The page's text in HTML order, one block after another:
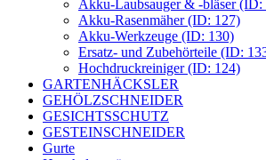
Akku-Laubsauger & -bläser (ID:
Akku-Rasenmäher (ID: 127)
Akku-Werkzeuge (ID: 130)
Ersatz- und Zubehörteile (ID:
Hochdruckreiniger (ID: 124)
GARTENHÄCKSLER
GEHÖLZSCHNEIDER
GESICHTSSCHUTZ
GESTEINSCHNEIDER
Gurte